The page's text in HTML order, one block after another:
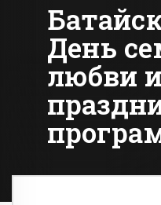
День
любви